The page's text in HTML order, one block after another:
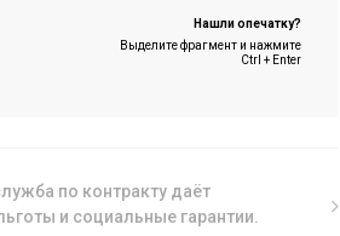
Нашли опечатку?
Выделите фрагмент и нажмите
Ctrl + Enter
по контракту даёт
и социальные гарантии.